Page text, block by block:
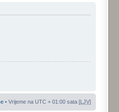
• Vrijeme na UTC + 01:00 sata [LJV]